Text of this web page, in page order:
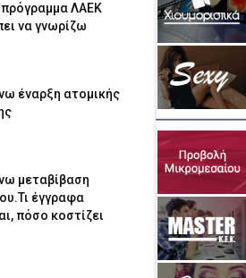
πρόγραμμα ΛΑΕΚ
να γνωρίζω
έναρξη ατομικής
μεταβίβαση
έγγραφα
πόσο κοστίζει